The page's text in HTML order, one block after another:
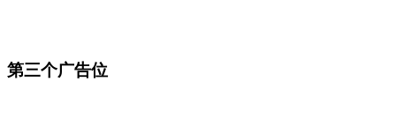
第三个广告位